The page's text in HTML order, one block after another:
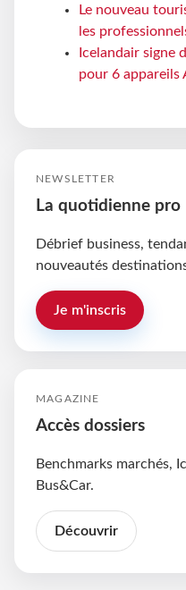
Le nouveau
les
Icelandair signe
pour 6 appareils
NEWSLETTER
La quotidienne pro
Débrief business,
nouveautés
Je m'inscris
MAGAZINE
Accès dossiers
Benchmarks marchés,
Bus&Car.
Découvrir